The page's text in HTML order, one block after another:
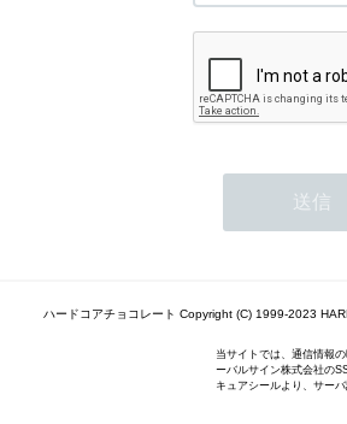
ハードコアチョコレート Copyright (C) 1999-2023
当サイトでは、通信情報
ーバルサイン株式会社の
キュアシールより、サー